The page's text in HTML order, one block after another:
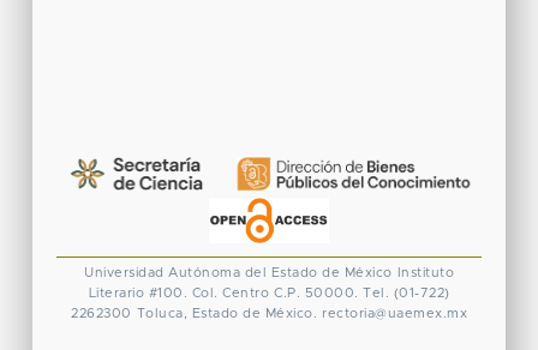
Universidad Autónoma del Estado de México
Instituto
Literario #100. Col. Centro C.P. 50000. Tel. (01-722)
2262300 Toluca, Estado de México. rectoria@uaemex.mx